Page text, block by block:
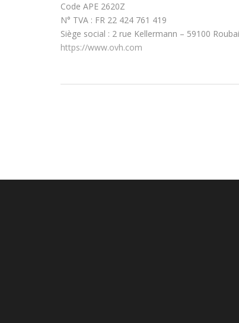
Code APE 2620Z
N° TVA : FR 22 424 761 419
Siège social : 2 rue Kellermann – 59100
https://www.ovh.com